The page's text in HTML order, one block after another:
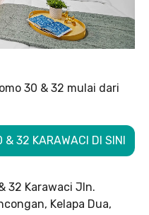
30 & 32 mulai dari
& 32 KARAWACI DI SINI
32 Karawaci Jln.
Kelapa Dua,